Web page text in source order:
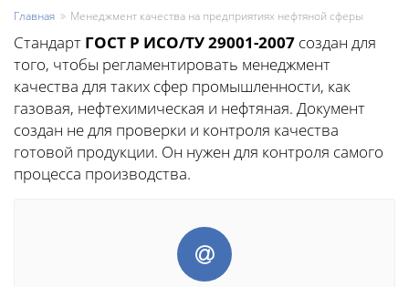
Главная Менеджмент качества на предприятиях нефтяной сферы
Стандарт ГОСТ Р ИСО/ТУ 29001-2007 создан для
того, чтобы регламентировать менеджмент
качества для таких сфер промышленности, как
газовая, нефтехимическая и нефтяная. Документ
создан не для проверки и контроля качества
готовой продукции. Он нужен для контроля самого
процесса производства.